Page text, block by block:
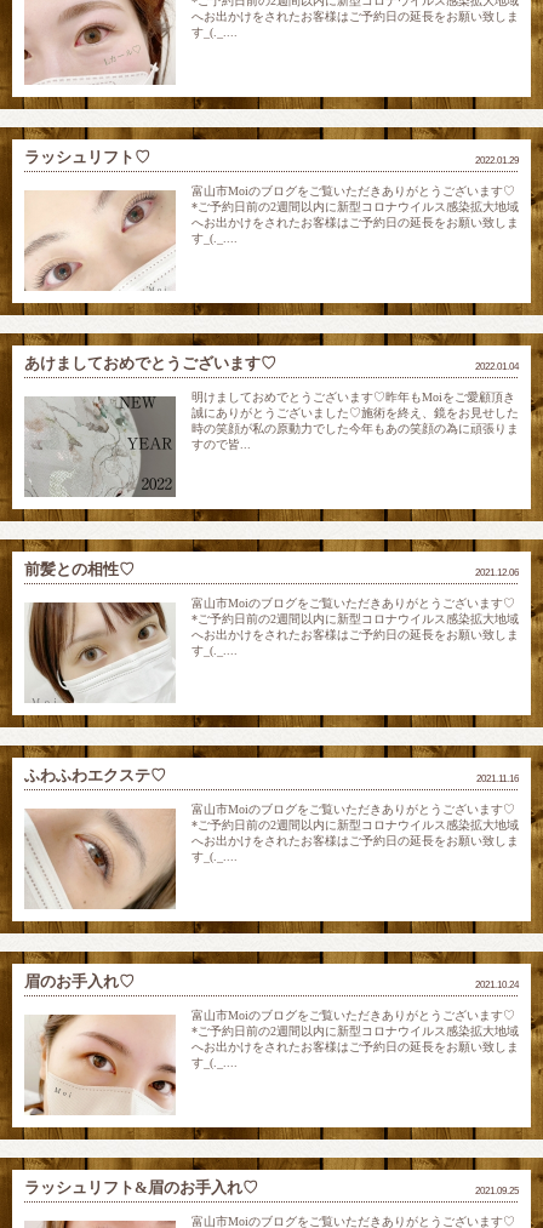
へお出かけをされたお客様はご予約日の延長をお願い致しま
す_(._....
2022.01.29
ラッシュリフト♡
富山市Moiのブログをご覧いただきありがとうございます♡
*ご予約日前の2週間以内に新型コロナウイルス感染拡大地域
へお出かけをされたお客様はご予約日の延長をお願い致しま
す_(._....
2022.01.04
あけましておめでとうございます♡
明けましておめでとうございます♡昨年もMoiをご愛顧頂き
誠にありがとうございました♡施術を終え、鏡をお見せした
時の笑顔が私の原動力でした今年もあの笑顔の為に頑張りま
すので皆...
2021.12.06
前髪との相性♡
富山市Moiのブログをご覧いただきありがとうございます♡
*ご予約日前の2週間以内に新型コロナウイルス感染拡大地域
へお出かけをされたお客様はご予約日の延長をお願い致しま
す_(._....
2021.11.16
ふわふわエクステ♡
富山市Moiのブログをご覧いただきありがとうございます♡
*ご予約日前の2週間以内に新型コロナウイルス感染拡大地域
へお出かけをされたお客様はご予約日の延長をお願い致しま
す_(._....
2021.10.24
眉のお手入れ♡
富山市Moiのブログをご覧いただきありがとうございます♡
*ご予約日前の2週間以内に新型コロナウイルス感染拡大地域
へお出かけをされたお客様はご予約日の延長をお願い致しま
す_(._....
2021.09.25
ラッシュリフト&眉のお手入れ♡
富山市Moiのブログをご覧いただきありがとうございます♡